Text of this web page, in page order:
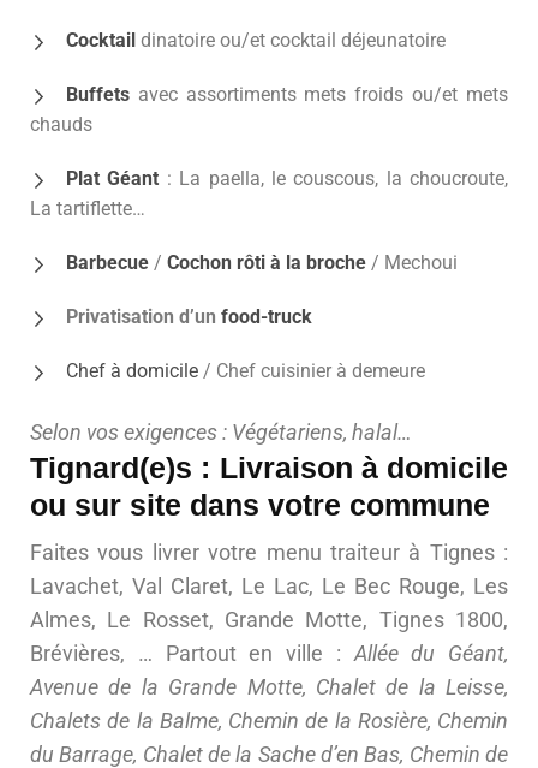
Cocktail dinatoire ou/et cocktail déjeunatoire
Buffets avec assortiments mets froids ou/et mets
chauds
Plat Géant : La paella, le couscous, la choucroute,
La tartiflette…
Barbecue / Cochon rôti à la broche / Mechoui
Privatisation d’un food-truck
Chef à domicile / Chef cuisinier à demeure
Selon vos exigences : Végétariens, halal…
Tignard(e)s : Livraison à domicile
ou sur site dans votre commune
Faites vous livrer votre menu traiteur à Tignes :
Lavachet, Val Claret, Le Lac, Le Bec Rouge, Les
Almes, Le Rosset, Grande Motte, Tignes 1800,
Brévières, … Partout en ville : Allée du Géant,
Avenue de la Grande Motte, Chalet de la Leisse,
Chalets de la Balme, Chemin de la Rosière, Chemin
du Barrage, Chalet de la Sache d’en Bas, Chemin de